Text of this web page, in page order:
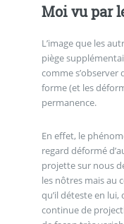
Moi vu par
L’image que les
piège
comme
forme (et les
permanence.
En effet, le
regard déformé
projette sur nous
les nôtres mais au
qu’il déteste en lui,
continue de